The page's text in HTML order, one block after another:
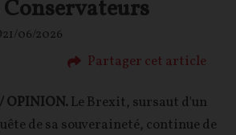
21/06/2026
Partager cet article
OPINION.Le Brexit, sursaut d'un
de sa souveraineté, continue de